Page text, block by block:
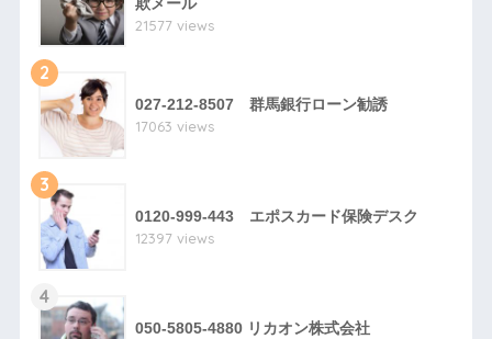
21577 views
2
027-212-8507 群馬銀行ローン勧誘
17063 views
3
0120-999-443 エポスカード保険デスク
12397 views
4
050-5805-4880 リカオン株式会社